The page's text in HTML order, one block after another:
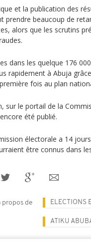
et la publication des
prendre beaucoup de
alors que les scrutins
dans les quelque 176
rapidement à Abuja
fois au plan
sur le portail de la
été publié.
électorale a 14
être connus dans
de ELECTIONS
ATIKU